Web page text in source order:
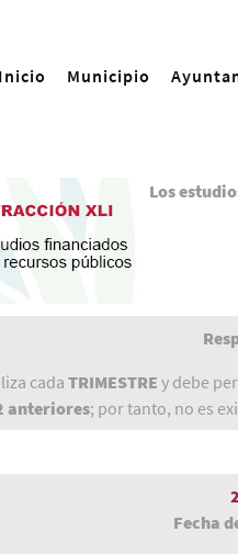
Inicio Municipio
Los
cada TRIMESTRE y debe
anteriores; por tanto, no es
Fecha